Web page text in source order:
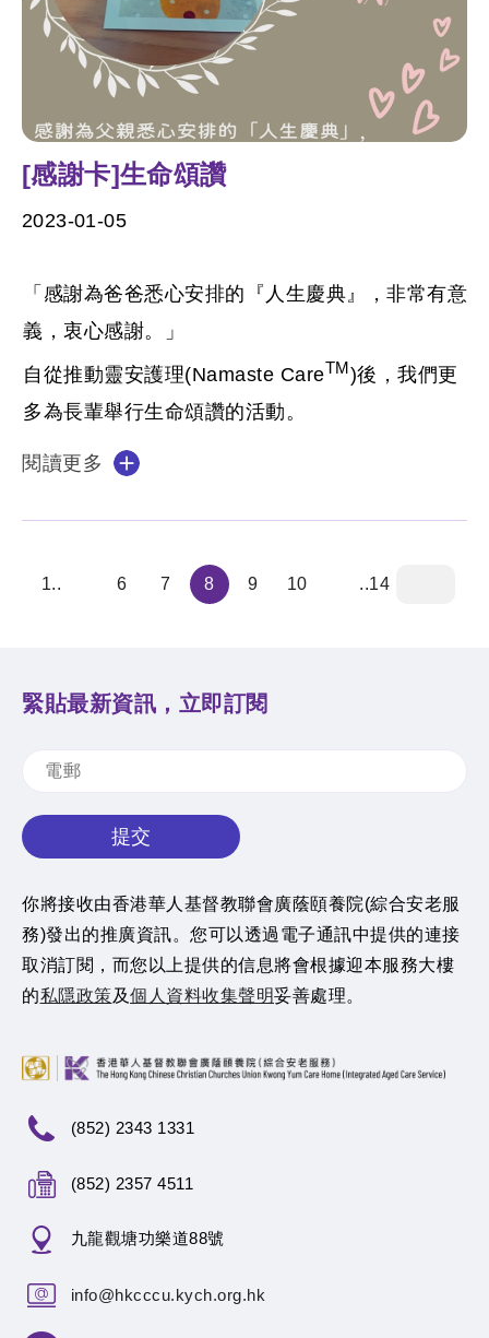
[感謝卡]生命頌讚
2023-01-05
「感謝為爸爸悉心安排的『人生慶典』，非常有意
義，衷心感謝。」
自從推動靈安護理(Namaste CareTM)後，我們更
多為長輩舉行生命頌讚的活動。
閱讀更多
1.. 6 7 8 9 10 ..14
緊貼最新資訊，立即訂閱
提交
你將接收由香港華人基督教聯會廣蔭頤養院(綜合安老服
務)發出的推廣資訊。您可以透過電子通訊中提供的連接
取消訂閱，而您以上提供的信息將會根據迎本服務大樓
的私隱政策及個人資料收集聲明妥善處理。
(852) 2343 1331
(852) 2357 4511
九龍觀塘功樂道88號
info@hkcccu.kych.org.hk